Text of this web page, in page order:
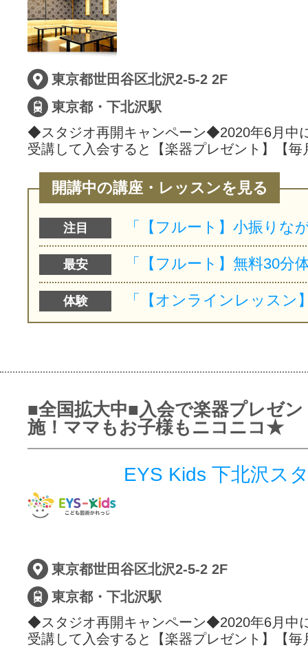
東京都世田谷区北沢2-5-2 2F
東京都・下北沢駅
◆スタジオ再開キャンペーン◆2020年6月中
受講して入会すると【楽器プレゼント】【
開講中の講座・レッスンを見る
注目
最安
体験
■全国拡大中■入会で楽器プレゼン
施！ママもお子様もニコニコ★
EYS Kids 下北沢ス
東京都世田谷区北沢2-5-2 2F
東京都・下北沢駅
◆スタジオ再開キャンペーン◆2020年6月中
受講して入会すると【楽器プレゼント】【